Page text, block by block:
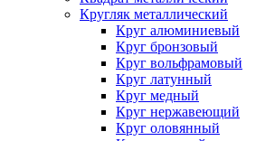
Кругляк металлический
Круг алюминиевый
Круг бронзовый
Круг вольфрамовый
Круг латунный
Круг медный
Круг нержавеющий
Круг оловянный